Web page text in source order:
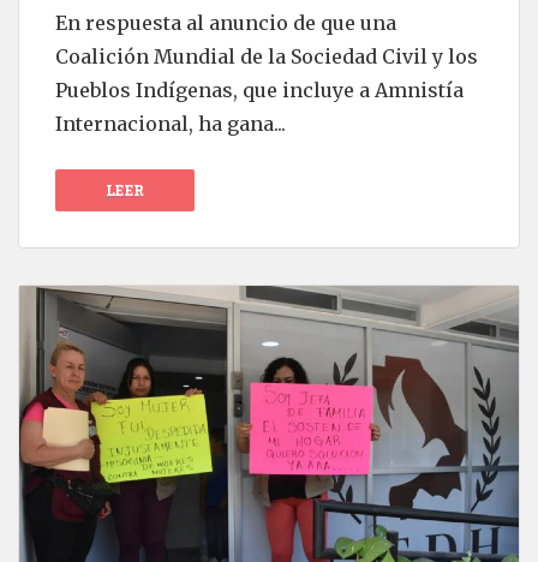
En respuesta al anuncio de que una
Coalición Mundial de la Sociedad Civil y los
Pueblos Indígenas, que incluye a Amnistía
Internacional, ha gana...
LEER